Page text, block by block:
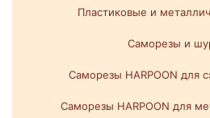
Пластиковые и
Саморезы и
Саморезы HARPOON для
Саморезы HARPOON для